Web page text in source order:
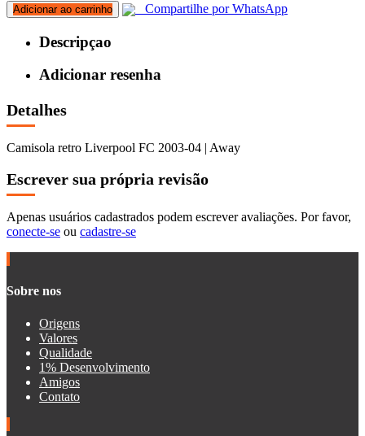
Adicionar ao carrinho Compartilhe por WhatsApp
Descripçao
Adicionar resenha
Detalhes
Camisola retro Liverpool FC 2003-04 | Away
Escrever sua própria revisão
Apenas usuários cadastrados podem escrever avaliações. Por favor,
conecte-se ou cadastre-se
Sobre nos
Origens
Valores
Qualidade
1% Desenvolvimento
Amigos
Contato